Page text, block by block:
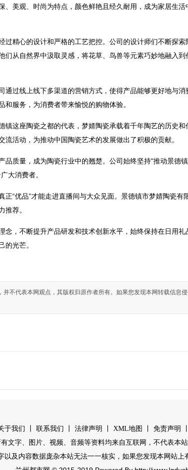
美观、时尚为特点，颜色鲜艳且经久耐用，成为家居生活
精心的设计和严格的工艺把控。公司的设计师们不断探索
从自然界中汲取灵感，将花草、鸟兽等元素巧妙地融入到
过线上线下多渠道的营销方式，使得产品能够更好地与消
服务，为消费者带来愉悦的购物体验。
这座陶瓷之都的代表，梦婧陶瓷承载着千年陶艺的历史和
活动，为推动中国陶瓷艺术的发展做出了积极的贡献。
质量，成为陶瓷行业中的翘楚。公司始终坚持"推动景德
大消费者。
“优品”才能走进直播间与大众见面。景德镇市梦婧陶瓷有
推荐。
，不断提升产品研发和技术创新水平，始终保持在日用礼
的光芒。
不代表本网观点，其版权归原作者所有。如果您发现本网转载信息
于我们 联系我们 法律声明 XML地图 免责声明
文字、图片、视频、音频等资料均来自互联网，不代表本
以及内容数据庞杂本站无法一一核实，如果您发现本网站上